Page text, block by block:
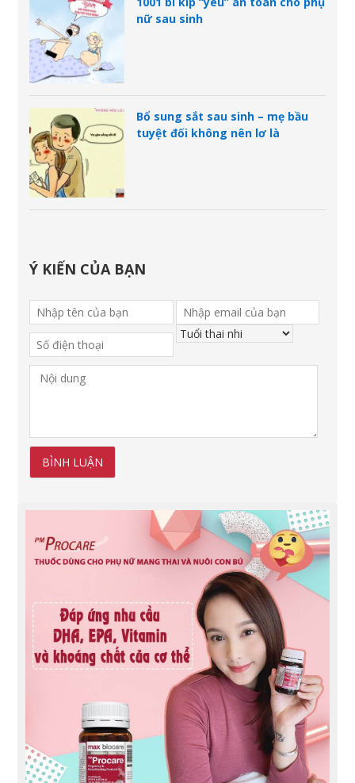
nữ sau sinh
Bổ sung sắt sau sinh – mẹ bầu
tuyệt đối không nên lơ là
Ý KIẾN CỦA BẠN